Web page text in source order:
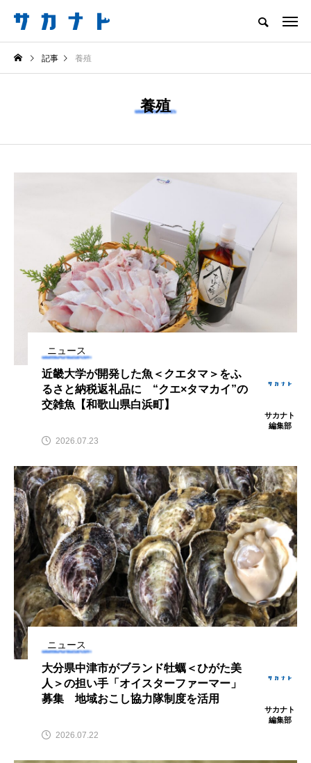
サカナをもっと好きになる
知る 食べる 楽しむ
サカナを知ろう
＜ツバメウオ＞は意外
と美味しい！ “でかい
鰭”が特徴的な魚を実
際に食べてみた
椎名まさ
2026.08.05
意外と簡単！ 100均で
買った道具で＜魚のは
く製＞を作ってみた
夏休みの自由研究にい
みのり
キーワードから探す
かんぱち
アイナメ アオウオ アオザメ
アオリイカ アカアジ アカカサゴ
アカクラゲ アカザ アカハタ
アカムツ アカメ アクアリウム
アサヒガニ アザアシ アシカ アジ
アッキガイ
アブラボテ アマガエル アマゴ
記事 養殖
養殖
ニュース
近畿大学が開発した魚＜クエタマ＞をふ
るさと納税返礼品に “クエ×タマカイ”の
交雑魚【和歌山県白浜町】
サカナト
編集部
2026.07.23
ニュース
大分県中津市がブランド牡蠣＜ひがた美
人＞の担い手「オイスターファーマー」
募集 地域おこし協力隊制度を活用
サカナト
編集部
2026.07.22